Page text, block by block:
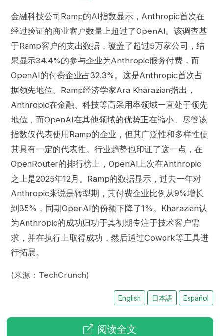
金融科技公司Ramp的AI指数显示，Anthropic首次在
经过验证的商业客户数量上超过了OpenAI。该调查基
于Ramp客户的支出数据，覆盖了超过5万家公司，结
果显示34.4%的参与企业为Anthropic服务付费，而
OpenAI的付费企业占32.3%。这是Anthropic首次占
据领先地位。Ramp经济学家Ara Kharazian指出，
Anthropic在金融、科技等高采用率领域一直处于领先
地位，而OpenAI在其他领域的优势正在缩小。尽管该
指数仅代表使用Ramp的企业，但其广泛性和多样性使
其具有一定的代表性。行业趋势也印证了这一点，在
OpenRouter的排行榜上，OpenAI上次在Anthropic
之上是2025年12月。Ramp的数据显示，过去一年对
Anthropic来说是转型期，其付费企业比例从9%增长
到35%，同期OpenAI的份额下降了1%。Kharazian认
为Anthropic的成功归功于其初期专注于技术客户需
求，并在执行上取得成功，然后通过Cowork等工具进
行拓展。
(来源：TechCrunch)
English 日本語 Español
阅读全文